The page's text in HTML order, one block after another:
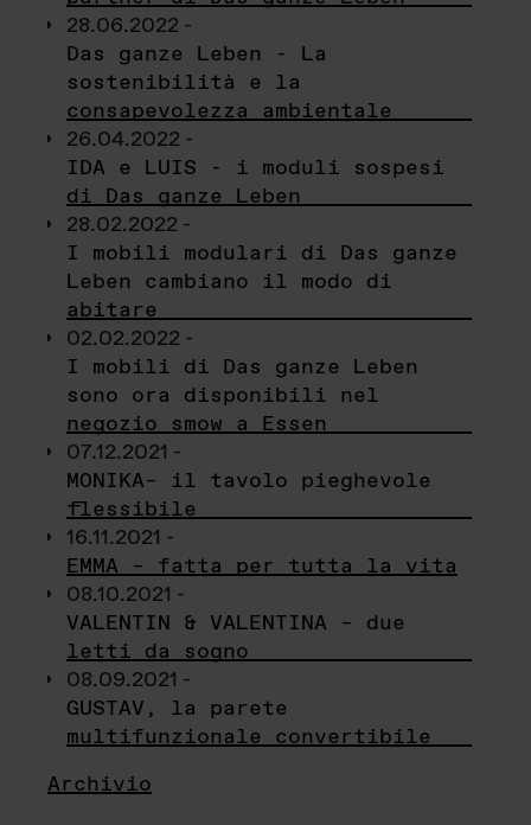
28.06.2022 -
Das ganze Leben - La
sostenibilità e la
consapevolezza ambientale
26.04.2022 -
IDA e LUIS - i moduli sospesi
di Das ganze Leben
28.02.2022 -
I mobili modulari di Das ganze
Leben cambiano il modo di
abitare
02.02.2022 -
I mobili di Das ganze Leben
sono ora disponibili nel
negozio smow a Essen
07.12.2021 -
MONIKA– il tavolo pieghevole
flessibile
16.11.2021 -
EMMA – fatta per tutta la vita
08.10.2021 -
VALENTIN & VALENTINA – due
letti da sogno
08.09.2021 -
GUSTAV, la parete
multifunzionale convertibile
Archivio